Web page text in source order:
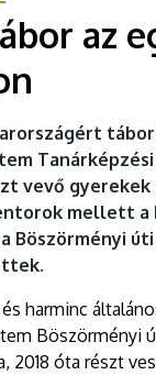
az
vevő
mellett a
Böszörményi úti
harminc
Böszörményi
2018 óta részt